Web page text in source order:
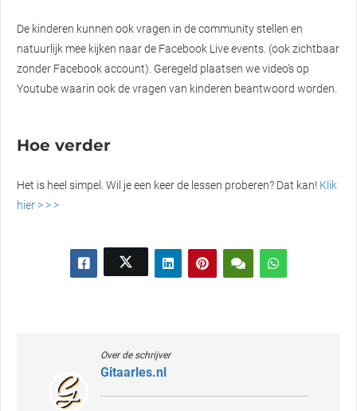
De kinderen kunnen ook vragen in de community stellen en
natuurlijk mee kijken naar de Facebook Live events. (ook zichtbaar
zonder Facebook account). Geregeld plaatsen we video’s op
Youtube waarin ook de vragen van kinderen beantwoord worden.
Hoe verder
Het is heel simpel. Wil je een keer de lessen proberen? Dat kan! Klik
hier > > >
Over de schrijver
Gitaarles.nl